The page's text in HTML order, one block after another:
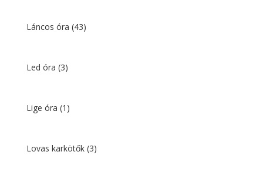
Láncos óra (43)
Led óra (3)
Lige óra (1)
Lovas karkötők (3)